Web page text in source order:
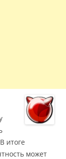
итоге
может